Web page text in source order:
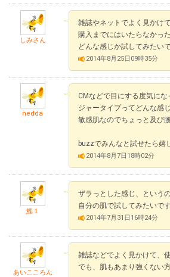
しみさん
雑誌やネットでよく見かけ
購入までにはいたらなかっ
どんな感じか試してみたいで
2014年8月25日09時35分
nedda
CMなどで目にする度気に
ジャータイプってどんな感
敏感肌なのでちょっと及び
buzzでみんなと試せたら嬉
2014年8月7日18時02分
鯉１
ザラっとした感じ、という
自分の肌で試してみたいです
2014年7月31日16時24分
あいこころん
雑誌などでよく見かけて、
でも、肌もあまり強くない